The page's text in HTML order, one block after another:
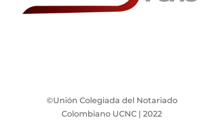
©Unión Colegiada del Notariado
Colombiano UCNC | 2022